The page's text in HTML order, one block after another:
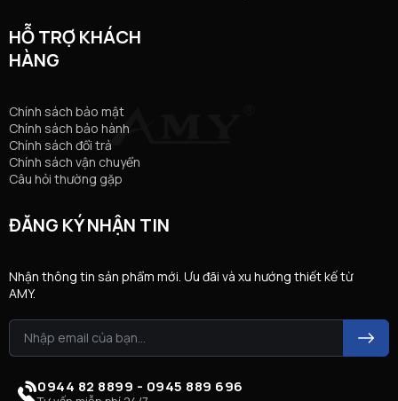
HỖ TRỢ KHÁCH
HÀNG
Chính sách bảo mật
Chính sách bảo hành
Chính sách đổi trả
Chính sách vận chuyển
Câu hỏi thường gặp
ĐĂNG KÝ NHẬN TIN
Nhận thông tin sản phẩm mới. Ưu đãi và xu hướng thiết kế từ
AMY.
0944 82 8899 - 0945 889 696